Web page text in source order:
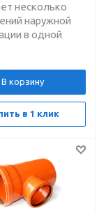
несколько
наружной
в одной
В корзину
в 1 клик